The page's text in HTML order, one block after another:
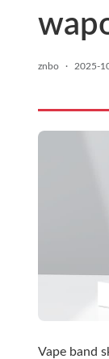
znbo · 2025-
Vape band